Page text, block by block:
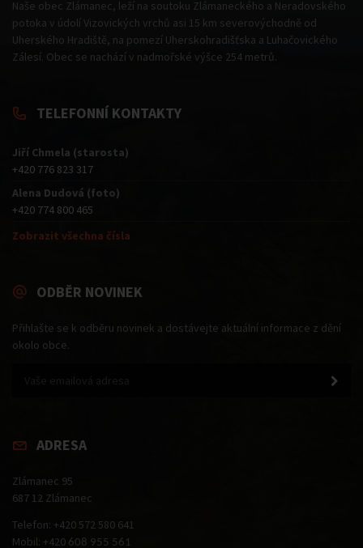
Naše obec Zlámanec, leží na soutoku Zlámaneckého a Neradovského
potoka v údolí Vizovických vrchů asi 15 km severovýchodně od
Uherského Hradiště, na pomezí Uherskohradišťska a Luhačovického
Zálesí. Obec se nachází v nadmořské výšce 254 metrů.
TELEFONNÍ KONTAKTY
Jiří Chmela (starosta)
+420 776 823 317
Alena Dudová (foto)
+420 774 800 465
Zobrazit všechna čísla
ODBĚR NOVINEK
Přihlašte se k odběru novinek a dostávejte aktuální informace z dění
okolo obce.
ADRESA
Zlámanec 95
687 12 Zlámanec
Telefon: +420 572 580 641
Mobil: +420 608 955 561